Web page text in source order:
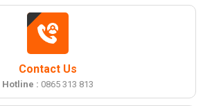
Contact Us
Hotline : 0865 313 813